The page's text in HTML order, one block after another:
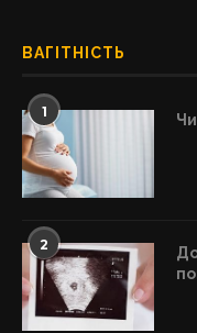
ВАГІТНІСТЬ
1
2